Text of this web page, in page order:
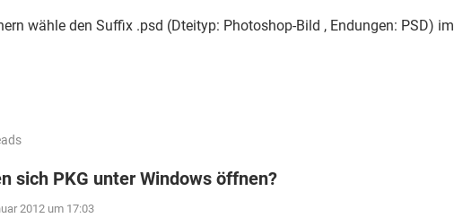
wähle den Suffix .psd (Dteityp: Photoshop-Bild , Endungen: PSD) im
sich PKG unter Windows öffnen?
2012 um 17:03